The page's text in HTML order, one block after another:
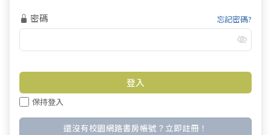
密碼 忘記密碼?
保持登入
還沒有校園網路書房帳號？立即註冊！